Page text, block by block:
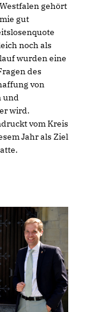
gehört
gut
noch als
wurden eine
des
von
und
wird.
vom Kreis
Jahr als Ziel